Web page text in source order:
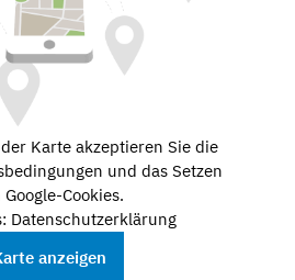
Karte akzeptieren Sie die
und das Setzen
Google-Cookies.
Datenschutzerklärung
anzeigen